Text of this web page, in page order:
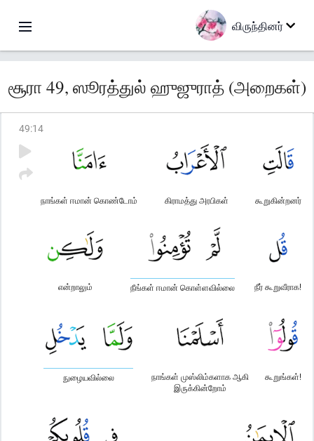
விருந்தினர்
சூரா 49, ஸூரத்துல் ஹுஜுராத் (அறைகள்)
49:14
கூறுகின்றனர்
கிராமத்து அரபிகள்
நாங்கள் ஈமான் கொண்டோம்
நீர் கூறுவீராக!
நீங்கள் ஈமான் கொள்ளவில்லை
என்றாலும்
கூறுங்கள்!
நாங்கள் முஸ்லிம்களாக ஆகி
இருக்கின்றோம்
நுழையவில்லை